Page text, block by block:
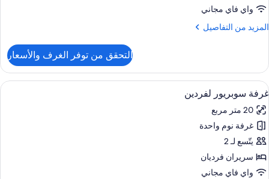
واي فاي مجاني
المزيد من التفاصيل
المزيد
غرفة
سوبيريور
مزدوجة
التحقق من توفر الغرف والأسعار
استعراض
جميع
صور
غرفة
سوبريور
لفردين
خزنة داخل الغرفة وستائر تعتيم
12
غرفة سوبريور لفردين
20 متر مربع
غرفة نوم واحدة
يتّسع لـ 2
سريران فرديان
واي فاي مجاني